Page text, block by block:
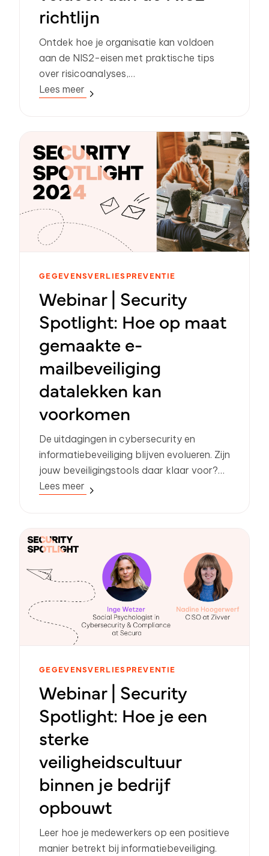
richtlijn
Ontdek hoe je organisatie kan voldoen
aan de NIS2-eisen met praktische tips
over risicoanalyses,
verantwoordelijkheden en digitale
Lees meer
GEGEVENSVERLIESPREVENTIE
Webinar | Security
Spotlight: Hoe op maat
gemaakte e-
mailbeveiliging
datalekken kan
voorkomen
De uitdagingen in cybersecurity en
informatiebeveiliging blijven evolueren. Zijn
jouw beveiligingstools daar klaar voor?
Cybersecurity-experts Jon Burt, Head of
technologieën die organisaties helpen
datalekken te voorkomen.
Lees meer
GEGEVENSVERLIESPREVENTIE
Webinar | Security
Spotlight: Hoe je een
sterke
veiligheidscultuur
binnen je bedrijf
opbouwt
Leer hoe je medewerkers op een positieve
manier betrekt bij informatiebeveiliging.